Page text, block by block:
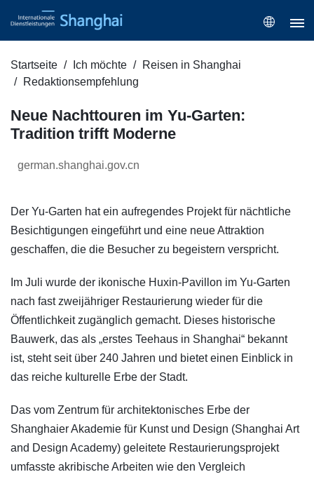
Startseite Ich möchte
Reisen in Shanghai
Redaktionsempfehlung
Neue Nachttouren im Yu-Garten:
Tradition trifft Moderne
german.shanghai.gov.cn
Der Yu-Garten hat ein aufregendes Projekt für nächtliche
Besichtigungen eingeführt und eine neue Attraktion
geschaffen, die die Besucher zu begeistern verspricht.
Im Juli wurde der ikonische Huxin-Pavillon im Yu-Garten
nach fast zweijähriger Restaurierung wieder für die
Öffentlichkeit zugänglich gemacht. Dieses historische
Bauwerk, das als „erstes Teehaus in Shanghai“ bekannt
ist, steht seit über 240 Jahren und bietet einen Einblick in
das reiche kulturelle Erbe der Stadt.
Das vom Zentrum für architektonisches Erbe der
Shanghaier Akademie für Kunst und Design (Shanghai Art
and Design Academy) geleitete Restaurierungsprojekt
umfasste akribische Arbeiten wie den Vergleich